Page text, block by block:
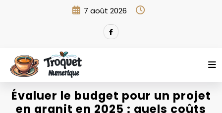
7 août 2026
Évaluer le budget pour un projet
en granit en 2025 : quels coûts